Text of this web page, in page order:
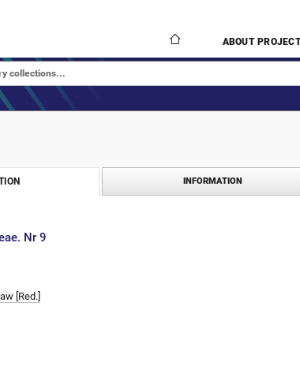
ABOUT
INFORMATION
Nr 9
[Red.]